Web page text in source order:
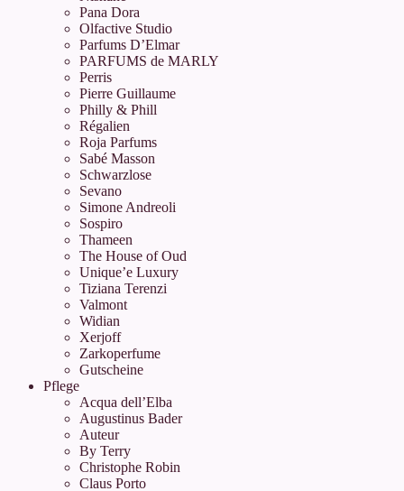
Pana Dora
Olfactive Studio
Parfums D’Elmar
PARFUMS de MARLY
Perris
Pierre Guillaume
Philly & Phill
Régalien
Roja Parfums
Sabé Masson
Schwarzlose
Sevano
Simone Andreoli
Sospiro
Thameen
The House of Oud
Unique’e Luxury
Tiziana Terenzi
Valmont
Widian
Xerjoff
Zarkoperfume
Gutscheine
Pflege
Acqua dell’Elba
Augustinus Bader
Auteur
By Terry
Christophe Robin
Claus Porto